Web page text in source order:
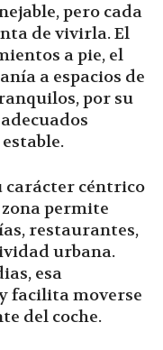
pero cada
de vivirla. El
a pie, el
a espacios de
por su
carácter céntrico
permite
restaurantes,
urbana.
esa
facilita moverse
del coche.